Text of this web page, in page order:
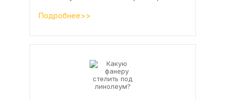
по деревянным лагам или...
Подробнее>>